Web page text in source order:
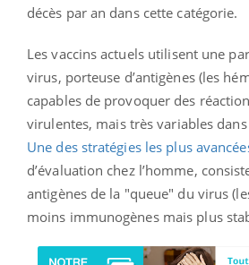
décès par an dans cette catégorie.
Les vaccins actuels utilisent une
virus, porteuse d’antigènes (les
capables de provoquer des
virulentes, mais très variables
Une des stratégies les plus
d’évaluation chez l’homme,
antigènes de la "queue" du virus
moins immunogènes mais plus